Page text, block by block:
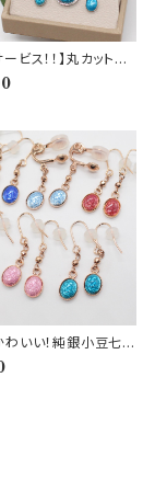
ビス！！】丸カット純
ント＆七宝ピアス・
ット！（ロジウムカラ
わいい！純銀小豆七宝
リング（ピンクゴー